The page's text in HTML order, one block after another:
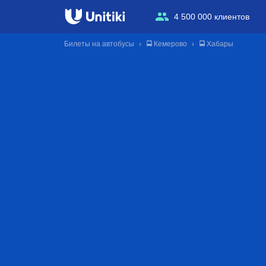
4 500 000 клиентов
Билеты на автобусы 🚍 Кемерово 🚍 Хабары